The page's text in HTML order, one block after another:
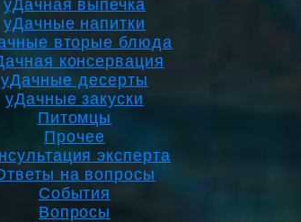
уДачная выпечка
уДачные напитки
вторые блюда
консервация
уДачные десерты
уДачные закуски
Питомцы
Прочее
эксперта
на вопросы
События
Вопросы